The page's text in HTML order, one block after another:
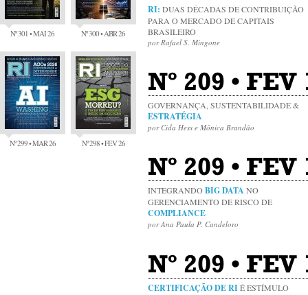
Nº 301 • MAI 26 Nº 300 • ABR 26
Nº 299 • MAR 26 Nº 298 • FEV 26
RI: DUAS DÉCADAS DE CONTRIBUIÇÃO
PARA O MERCADO DE CAPITAIS
BRASILEIRO
por Rafael S. Mingone
Nº 209 •
GOVERNANÇA, SUSTENTABILIDADE &
ESTRATÉGIA
por Cida Hess e Mônica Brandão
Nº 209 •
INTEGRANDOBIG DATA NO
GERENCIAMENTO DE RISCO DE
COMPLIANCE
por Ana Paula P. Candeloro
Nº 209 •
CERTIFICAÇÃO DE RIÉ ESTÍMULO